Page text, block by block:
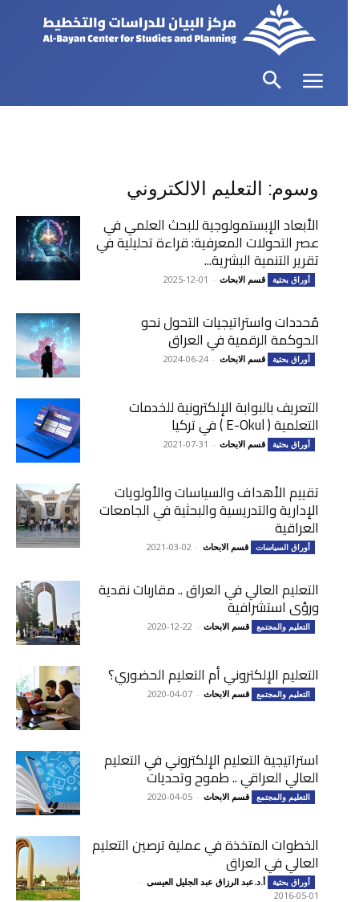
وسوم: التعليم الالكتروني
الأبعاد الإبستمولوجية للبحث العلمي في
عصر التحولات المعرفية: قراءة تحليلية في
تقرير التنمية البشرية...
أوراق بحثية قسم الابحاث -
2025-12-01
مُحددات واستراتيجيات التحول نحو
الحوكمة الرقمية في العراق
أوراق بحثية قسم الابحاث -
2024-06-24
التعريف بالبوابة الإلكترونية للخدمات
التعلمیة ( E-Okul ) في تركيا
أوراق بحثية قسم الابحاث -
2021-07-31
تقييم الأهداف والسياسات والأولويات
الإدارية والتدريسية والبحثية في الجامعات
العراقية
أوراق السياسات قسم الابحاث -
2021-03-02
التعليم العالي في العراق .. مقاربات نقدية
ورؤى استشرافية
التعليم والمجتمع قسم الابحاث -
2020-12-22
التعليم الإلكتروني أم التعليم الحضوري؟
التعليم والمجتمع قسم الابحاث -
2020-04-07
استراتيجية التعليم الإلكتروني في التعليم
العالي العراقي .. طموح وتحديات
التعليم والمجتمع قسم الابحاث -
2020-04-05
الخطوات المتخذة في عملية ترصين التعليم
العالي في العراق
أوراق بحثية أ.د.عبد الرزاق عبد الجليل العيسى -
2016-05-01